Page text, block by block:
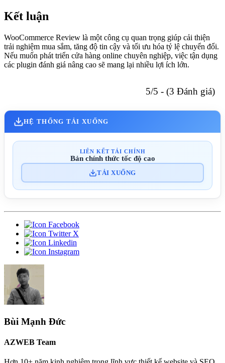
Kết luận
WooCommerce Review là một công cụ quan trọng giúp cải thiện
trải nghiệm mua sắm, tăng độ tin cậy và tối ưu hóa tỷ lệ chuyển đổi.
Nếu muốn phát triển cửa hàng online chuyên nghiệp, việc tận dụng
các plugin đánh giá nâng cao sẽ mang lại nhiều lợi ích lớn.
5/5 - (3 Đánh giá)
HỆ THỐNG TẢI XUỐNG
LIÊN KẾT TẢI CHÍNH
Bản chính thức tốc độ cao
TẢI XUỐNG
Bùi Mạnh Đức
AZWEB Team